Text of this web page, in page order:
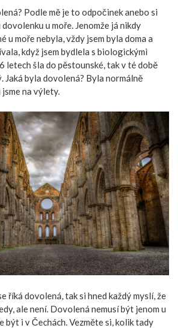
Podle mě je to odpočinek anebo si
u moře. Jenomže já nikdy
u moře nebyla, vždy jsem byla doma a
když jsem bydlela s biologickými
letech šla do pěstounské, tak v té době
Jaká byla dovolená? Byla normálně
na výlety.
říká dovolená, tak si hned každý myslí, že
ale není. Dovolená nemusí být jenom u
být i v Čechách. Vezměte si, kolik tady